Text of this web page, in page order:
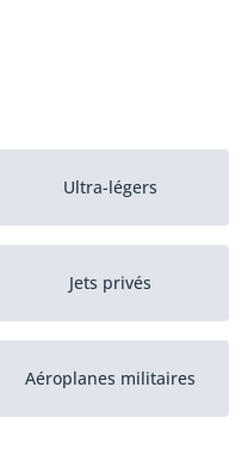
Ultra-légers
Jets privés
Aéroplanes militaires